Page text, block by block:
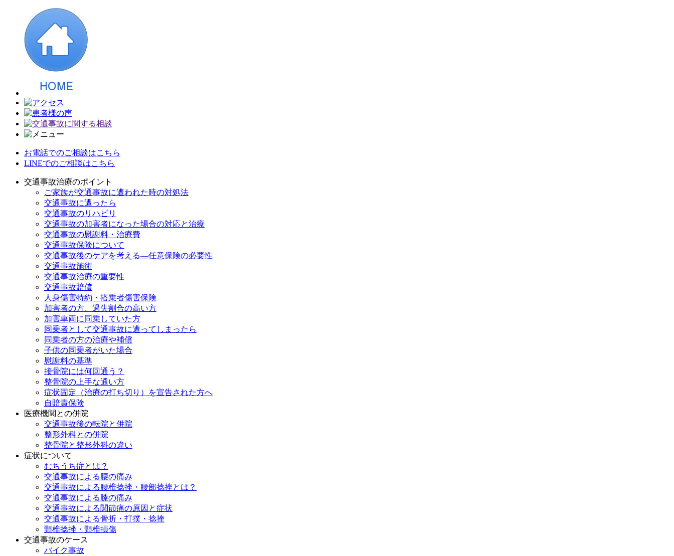
お電話でのご相談はこちら
LINEでのご相談はこちら
交通事故治療のポイント
ご家族が交通事故に遭われた時の対処法
交通事故に遭ったら
交通事故のリハビリ
交通事故の加害者になった場合の対応と治療
交通事故の慰謝料・治療費
交通事故保険について
交通事故後のケアを考える—任意保険の必要性
交通事故施術
交通事故治療の重要性
交通事故賠償
人身傷害特約・搭乗者傷害保険
加害者の方、過失割合の高い方
加害車両に同乗していた方
同乗者として交通事故に遭ってしまったら
同乗者の方の治療や補償
子供の同乗者がいた場合
慰謝料の基準
接骨院には何回通う？
整骨院の上手な通い方
症状固定（治療の打ち切り）を宣告された方へ
自賠責保険
医療機関との併院
交通事故後の転院と併院
整形外科との併院
整骨院と整形外科の違い
症状について
むちうち症とは？
交通事故による腰の痛み
交通事故による腰椎捻挫・腰部捻挫とは？
交通事故による膝の痛み
交通事故による関節痛の原因と症状
交通事故による骨折・打撲・捻挫
頸椎捻挫・頸椎損傷
交通事故のケース
バイク事故